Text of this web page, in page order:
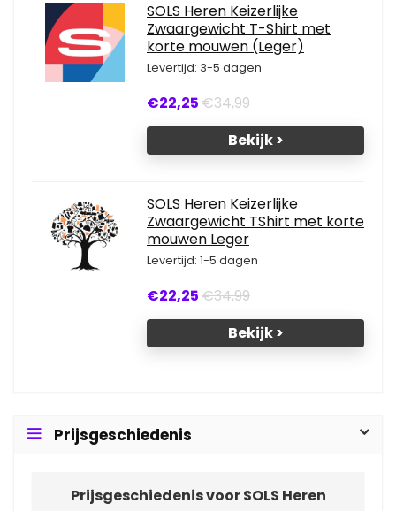
SOLS Heren Keizerlijke
Zwaargewicht T-Shirt met
korte mouwen (Leger)
Levertijd: 3-5 dagen
€22,25€34,99
Bekijk >
SOLS Heren Keizerlijke
Zwaargewicht TShirt met korte
mouwen Leger
Levertijd: 1-5 dagen
€22,25€34,99
Bekijk >
Prijsgeschiedenis
Prijsgeschiedenis voor SOLS Heren